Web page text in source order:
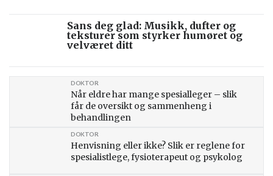
Sans deg glad: Musikk, dufter og
teksturer som styrker humøret og
velværet ditt
Når eldre har mange spesialleger – slik
får de oversikt og sammenheng i
behandlingen
DOKTOR
Henvisning eller ikke? Slik er reglene for
spesialistlege, fysioterapeut og psykolog
DOKTOR